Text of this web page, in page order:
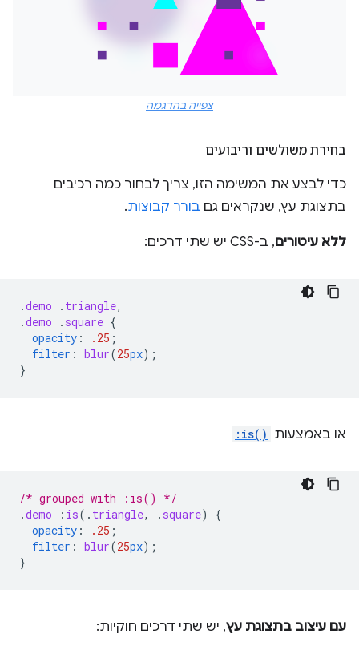
צפייה בהדגמה
בחירת משולשים וריבועים
כדי לבצע את המשימה הזו, צריך לבחור כמה רכיבים
בתצוגת עץ, שנקראים גם בורר קבוצות.
ללא עיטורים, ב-CSS יש שתי דרכים:
.demo . triangle,
.demo . square {
opacity : .25 ;
filter : blur(25px);
}
או באמצעות :is()
/* grouped with :is() */
.demo : is( . triangle, . square)
{
opacity : .25 ;
filter : blur(25px);
}
עם עיצוב בתצוגת עץ, יש שתי דרכים חוקיות: